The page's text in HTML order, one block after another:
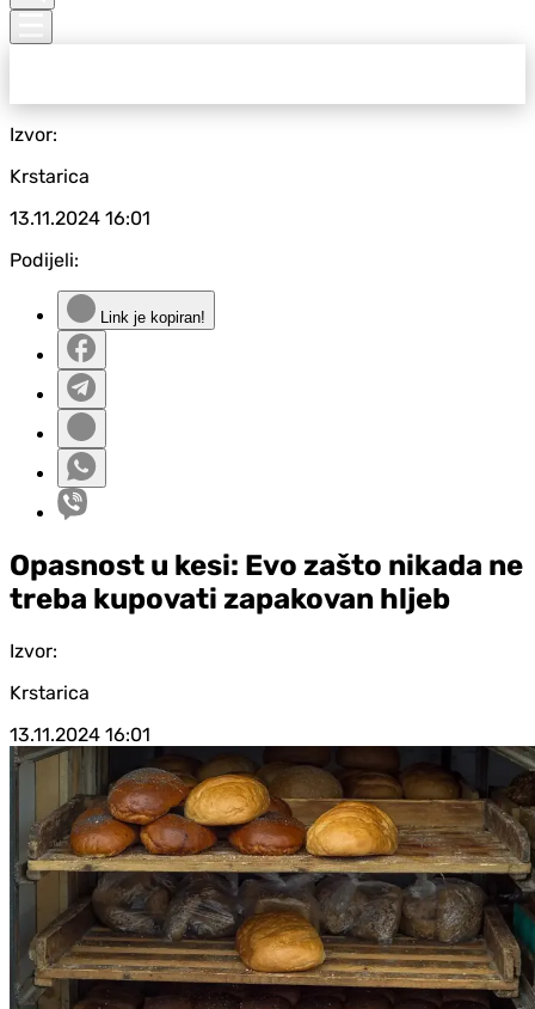
Izvor:
Krstarica
13.11.2024 16:01
Podijeli:
Link je kopiran!
Opasnost u kesi: Evo zašto nikada ne
treba kupovati zapakovan hljeb
Izvor:
Krstarica
13.11.2024 16:01